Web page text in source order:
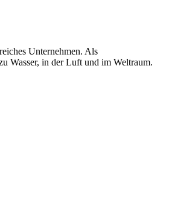
Unternehmen. Als
Wasser, in der Luft und im Weltraum.